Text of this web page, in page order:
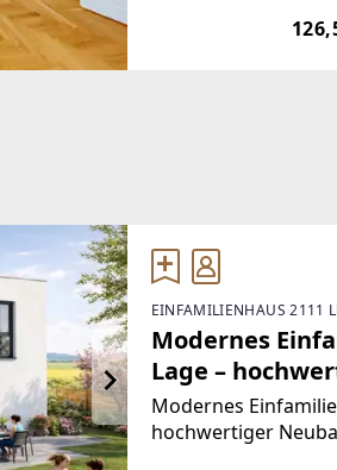
urbanem Wohnen
traumhaften
EINFAMILIENHAUS 2111
Modernes
Lage –
Modernes
hochwertiger